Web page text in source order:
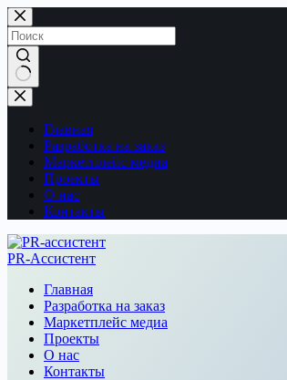
Перейти
к
сути
Ничего
не
найденоГлавная
Разработка на заказ
Маркетплейс медиа
Проекты
О нас
Контакты
PR-Ассистент
Главная
Разработка на заказ
Маркетплейс медиа
Проекты
О нас
Контакты